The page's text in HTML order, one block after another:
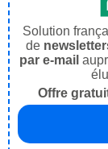
Solution
de
par e-mail
Offre